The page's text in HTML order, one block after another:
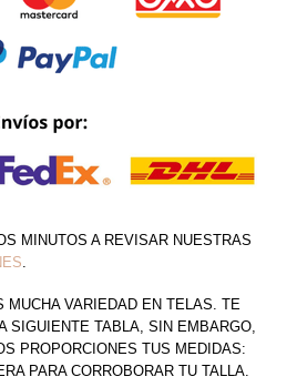
MINUTOS A REVISAR NUESTRAS
MUCHA VARIEDAD EN TELAS. TE
SIGUIENTE TABLA, SIN EMBARGO,
PROPORCIONES TUS MEDIDAS:
PARA CORROBORAR TU TALLA.